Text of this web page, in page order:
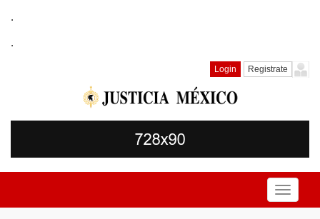
.
.
Login Registrate
Toggle